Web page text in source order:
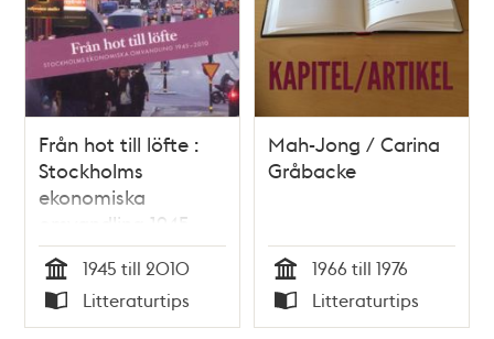
Från hot till löfte :
Stockholms
ekonomiska
omvandling 1945-
2010 / Camilla
Elmhorn
Tid
1945 till 2010
Typ
Litteraturtips
Mah-Jong / Carina
Gråbacke
Tid
1966 till 1976
Typ
Litteraturtips